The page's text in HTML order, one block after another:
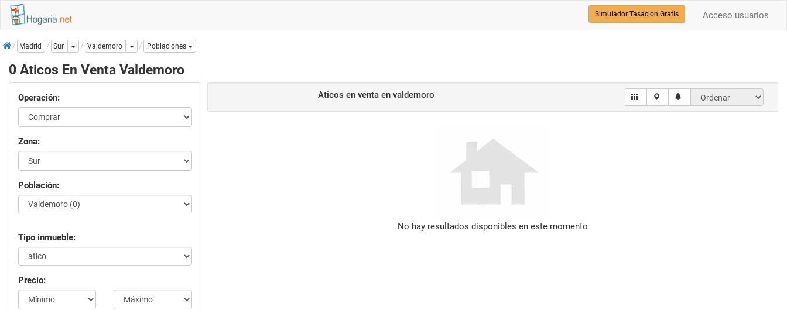
Acceso usuarios
Simulador Tasación Gratis
InicioMadrid Sur Dropdown
Valdemoro Dropdown
Poblaciones
0 Aticos En Venta Valdemoro
Operación:
Zona:
Población:
Tipo inmueble:
Precio:
Aticos en ventaen valdemoro
No hay resultados disponibles en este momento